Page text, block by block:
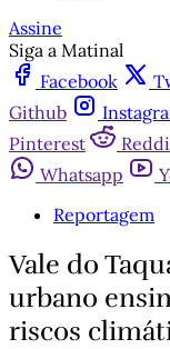
Assine
Siga a Matinal
Facebook
Github
Pinterest
Whatsapp
Reportagem
Vale do
urbano
riscos